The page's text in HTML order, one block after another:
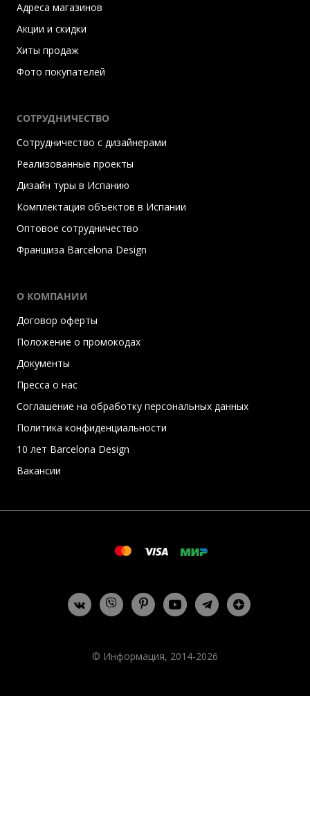
Адреса магазинов
Акции и скидки
Хиты продаж
Фото покупателей
СОТРУДНИЧЕСТВО
Сотрудничество с дизайнерами
Реализованные проекты
Дизайн туры в Испанию
Комплектация объектов в Испании
Оптовое сотрудничество
Франшиза Barcelona Design
О КОМПАНИИ
Договор оферты
Положение о промокодах
Документы
Пресса о нас
Соглашение на обработку персональных данных
Политика конфиденциальности
10 лет Barcelona Design
Вакансии
© Информация, 2014-2026